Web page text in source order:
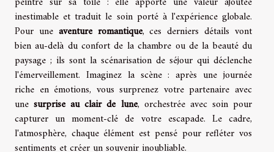
inestimable et traduit le soin porté à l'expérience globale.
Pour une aventure romantique, ces derniers détails vont
bien au-delà du confort de la chambre ou de la beauté du
paysage ; ils sont la scénarisation de séjour qui déclenche
l'émerveillement. Imaginez la scène : après une journée
riche en émotions, vous surprenez votre partenaire avec
unesurprise au clair de lune, orchestrée avec soin pour
capturer un moment-clé de votre escapade. Le cadre,
l'atmosphère, chaque élément est pensé pour refléter vos
sentiments et créer un souvenir inoubliable.